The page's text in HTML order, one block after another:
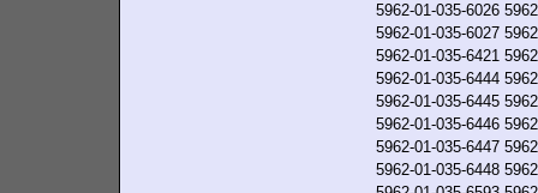
5962-01-035-6026
5962-01-035-6027
5962-01-035-6421
5962-01-035-6444
5962-01-035-6445
5962-01-035-6446
5962-01-035-6447
5962-01-035-6448